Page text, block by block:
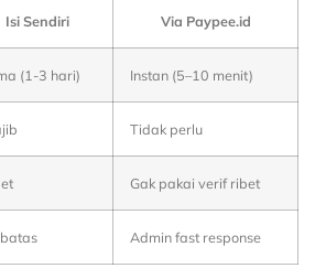
Isi Sendiri Via Paypee.id
(1-3 hari) Instan (5–10 menit)
Tidak perlu
Gak pakai verif ribet
Admin fast response